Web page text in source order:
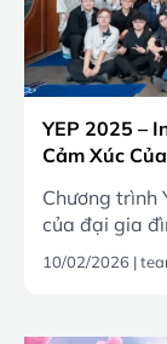
YEP 2025 –
Cảm Xúc
Chương trình
của đại gia
10/02/2026 |